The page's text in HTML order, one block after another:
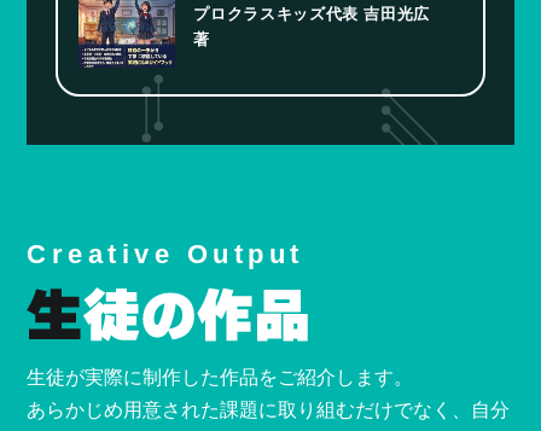
プロクラスキッズ代表 吉田光広
著
Creative Output
生徒が実際に制作した作品をご紹介します。
あらかじめ用意された課題に取り組むだけでなく、自分